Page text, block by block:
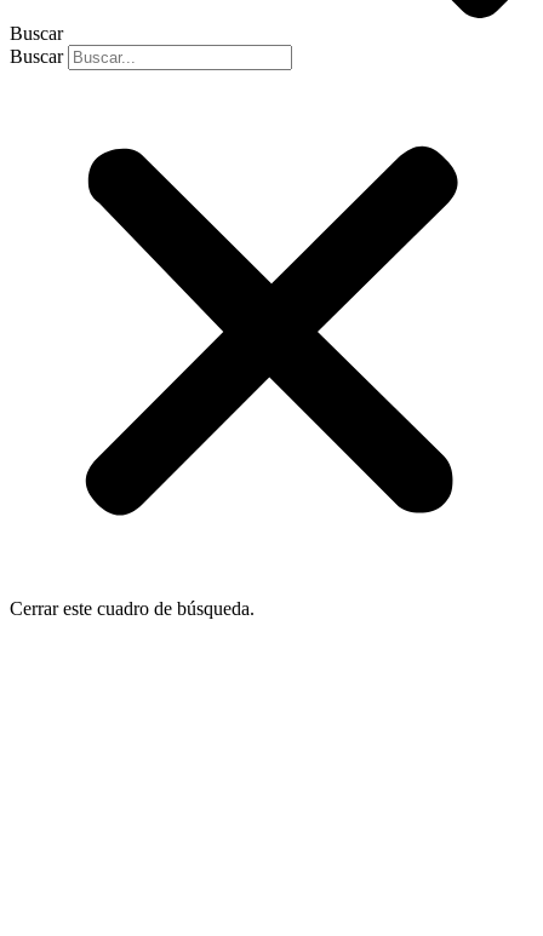
Buscar
Buscar
Cerrar este cuadro de búsqueda.